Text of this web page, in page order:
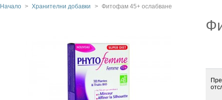
Начало > Хранителни добавки > Фитофам 45+ ослабване